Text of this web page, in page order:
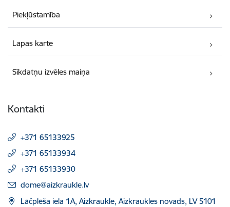
Piekļūstamība
Lapas karte
Sīkdatņu izvēles maiņa
Kontakti
+371 65133925
+371 65133934
+371 65133930
E-pasts:
dome@aizkraukle.lv
Lāčplēša iela 1A, Aizkraukle, Aizkraukles novads, LV 5101